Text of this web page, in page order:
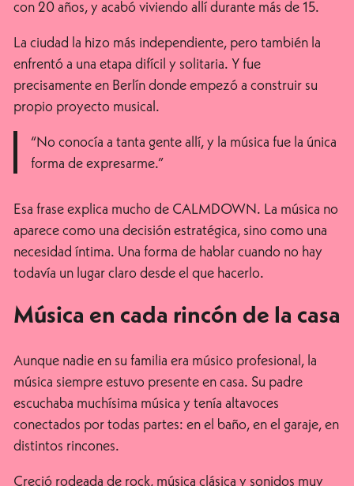
con 20 años, y acabó viviendo allí durante más de 15.
La ciudad la hizo más independiente, pero también la
enfrentó a una etapa difícil y solitaria. Y fue
precisamente en Berlín donde empezó a construir su
propio proyecto musical.
“No conocía a tanta gente allí, y la música fue la única
forma de expresarme.”
Esa frase explica mucho de CALMDOWN. La música no
aparece como una decisión estratégica, sino como una
necesidad íntima. Una forma de hablar cuando no hay
todavía un lugar claro desde el que hacerlo.
Música en cada rincón de la casa
Aunque nadie en su familia era músico profesional, la
música siempre estuvo presente en casa. Su padre
escuchaba muchísima música y tenía altavoces
conectados por todas partes: en el baño, en el garaje, en
distintos rincones.
Creció rodeada de rock, música clásica y sonidos muy